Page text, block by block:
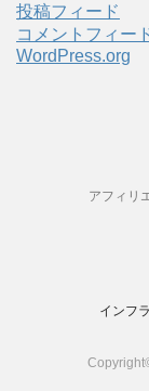
投稿フィード
コメントフィー
WordPress.org
アフィリ
インフ